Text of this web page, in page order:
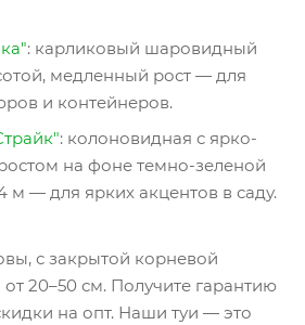
: карликовый шаровидный
медленный рост — для
и контейнеров.
: колоновидная с ярко-
на фоне темно-зеленой
м — для ярких акцентов в саду.
с закрытой корневой
20–50 см. Получите гарантию
на опт. Наши туи — это